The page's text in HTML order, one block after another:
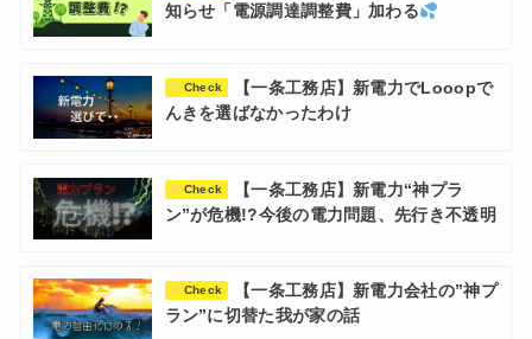
知らせ「電源調達調整費」加わる
Check
【一条工務店】新電力でLooopで
んきを選ばなかったわけ
Check
【一条工務店】新電力“神プラ
ン”が危機!?今後の電力問題、先行き不透明
Check
【一条工務店】新電力会社の”神プ
ラン”に切替た我が家の話